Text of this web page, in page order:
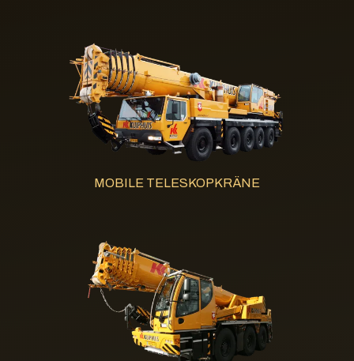
MOBILE TELESKOPKRÄNE